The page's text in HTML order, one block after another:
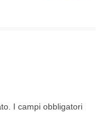
I campi obbligatori